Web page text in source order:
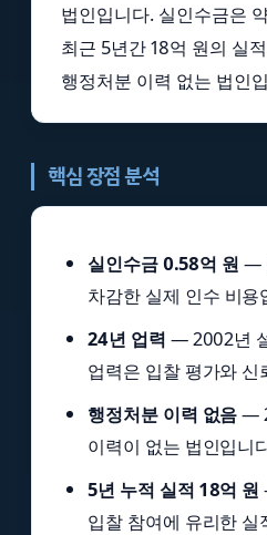
법인입니다. 실인수금은
최근 5년간 18억 원의 실
행정처분 이력 없는 법인
핵심 장점 분석
실인수금 0.58억 원 —
차감한 실제 인수 비용
24년 업력 — 2002년
업력은 입찰 평가와
행정처분 이력 없음—
이력이 없는 법인입니
5년 누적 실적 18억 원
입찰 참여에 유리한 실